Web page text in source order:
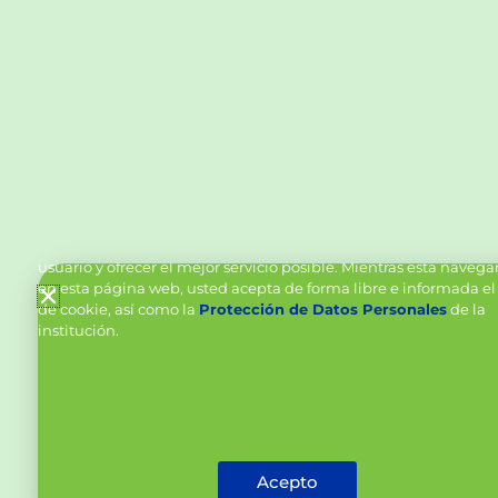
usuario y ofrecer el mejor servicio posible. Mientras está
en esta página web, usted acepta de forma libre e informada el
de cookie, así como la Protección de Datos Personalesde la
institución.
Acepto